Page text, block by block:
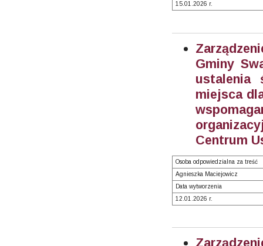
15.01.2026 r.
Gminy
ustalenia
miejsca
Centrum
Osoba odpowiedzialna za treść
Agnieszka Maciejowicz
Data wytworzenia
12.01.2026 r.